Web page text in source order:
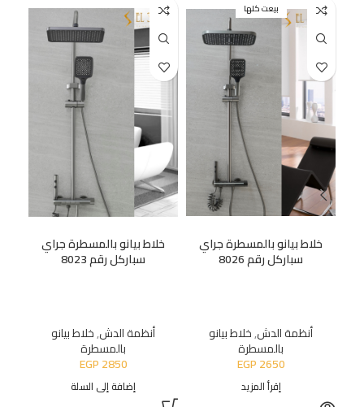
بيعت كلها
خلاط بيانو بالمسطرة جراي
سباركل رقم 8026
أنظمة الدش,خلاط بيانو
بالمسطرة
EGP2650
إقرأ المزيد
خلاط بيانو بالمسطرة جراي
سباركل رقم 8023
أنظمة الدش,خلاط بيانو
بالمسطرة
EGP2850
إضافة إلى السلة